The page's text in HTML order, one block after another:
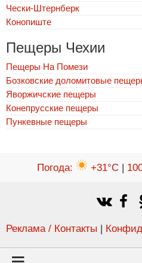
Чески-Штернберк
Конопиште
Пещеры Чехии
Пещеры На Помези
Бозковские доломитовые
Яворжичские пещеры
Конепрусские пещеры
Пункевныe пещеры
Погода: +31°C|
Реклама / Контакты |